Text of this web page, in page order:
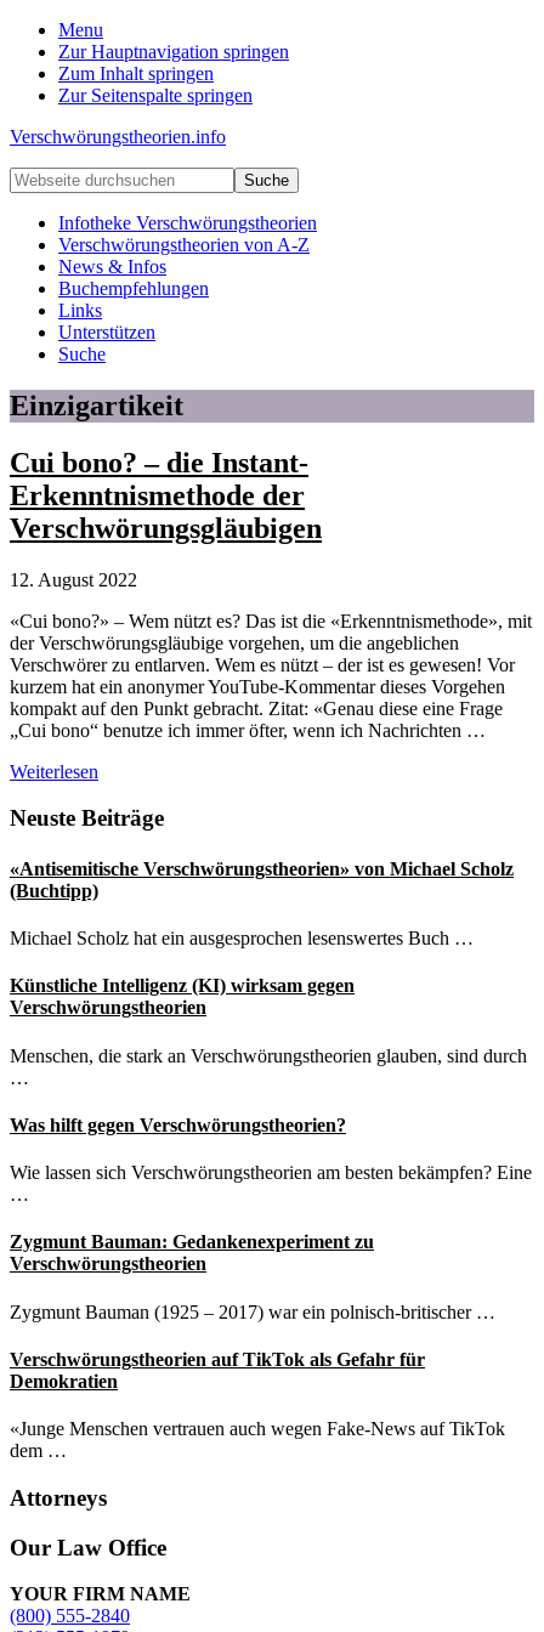
Menu
Zur Hauptnavigation springen
Zum Inhalt springen
Zur Seitenspalte springen
Verschwörungstheorien.info
Beiträge
zu
Merkmalen,
Funktionen
Risiken
konspirationistischen
Denkens
Webseite
durchsuchen
Infotheke Verschwörungstheorien
Verschwörungstheorien von A-Z
News & Infos
Buchempfehlungen
Links
Unterstützen
Suche
Einzigartikeit
Cui bono? – die Instant-
Erkenntnismethode der
Verschwörungsgläubigen
12. August 2022
«Cui bono?» – Wem nützt es? Das ist die «Erkenntnismethode», mit
der Verschwörungsgläubige vorgehen, um die angeblichen
Verschwörer zu entlarven. Wem es nützt – der ist es gewesen! Vor
kurzem hat ein anonymer YouTube-Kommentar dieses Vorgehen
kompakt auf den Punkt gebracht. Zitat: «Genau diese eine Frage
„Cui bono“ benutze ich immer öfter, wenn ich Nachrichten …
Cui
–
Instant-
Erkenntnismethode
der
Weiterlesen
Seitenspalte
Neuste Beiträge
«Antisemitische Verschwörungstheorien» von Michael Scholz
(Buchtipp)
Michael Scholz hat ein ausgesprochen lesenswertes Buch …
Künstliche Intelligenz (KI) wirksam gegen
Verschwörungstheorien
Menschen, die stark an Verschwörungstheorien glauben, sind durch
…
Was hilft gegen Verschwörungstheorien?
Wie lassen sich Verschwörungstheorien am besten bekämpfen? Eine
…
Zygmunt Bauman: Gedankenexperiment zu
Verschwörungstheorien
Zygmunt Bauman (1925 – 2017) war ein polnisch-britischer …
Verschwörungstheorien auf TikTok als Gefahr für
Demokratien
«Junge Menschen vertrauen auch wegen Fake-News auf TikTok
dem …
Attorneys
Site
Footer
Our Law Office
YOUR FIRM NAME
(800) 555-2840